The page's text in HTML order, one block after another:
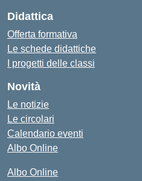
Didattica
Offerta formativa
Le schede didattiche
I progetti delle classi
Novità
Le notizie
Le circolari
Calendario eventi
Albo Online
Albo Online